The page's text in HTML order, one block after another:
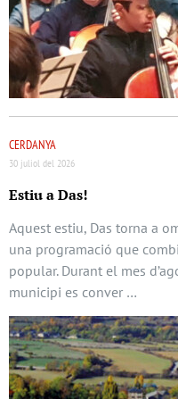
CERDANYA
30 juliol del 2026
Estiu a Das!
Aquest estiu, Das torna a
una programació que
popular. Durant el mes
municipi es conver …